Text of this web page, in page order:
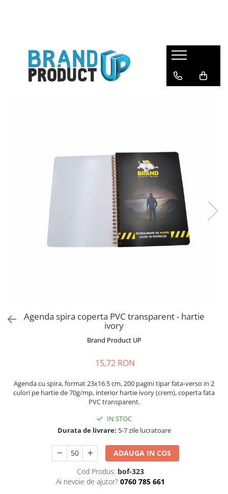
Agende, calendare si plannere
Birotica si Papetarie
Agenda spira coperta PVC transparent - hartie
ivory
Brand Product UP
15,72 RON
Agenda cu spira, format 23x16.5 cm, 200 pagini tipar fata-verso in 2
culori pe hartie de 70g/mp, interior hartie ivory (crem), coperta fata
PVC transparent.
IN STOC
Durata de livrare: 5-7 zile lucratoare
ADAUGA IN COS
Cod Produs: bof-323
Ai nevoie de ajutor? 0760 785 661